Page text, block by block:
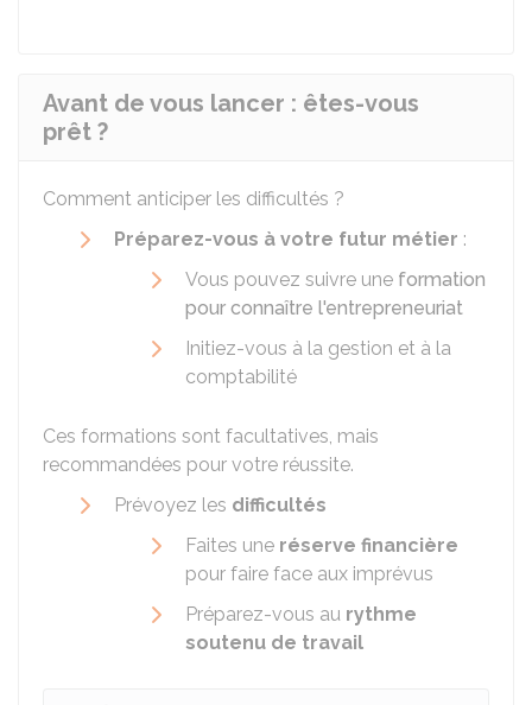
Avant de vous lancer : êtes-vous
prêt ?
Comment anticiper les difficultés ?
Préparez-vous à votre futur métier :
Vous pouvez suivre une formation
pour connaître l'entrepreneuriat
Initiez-vous à la gestion et à la
comptabilité
Ces formations sont facultatives, mais
recommandées pour votre réussite.
Prévoyez les difficultés
Faites une réserve financière
pour faire face aux imprévus
Préparez-vous au rythme
soutenu de travail